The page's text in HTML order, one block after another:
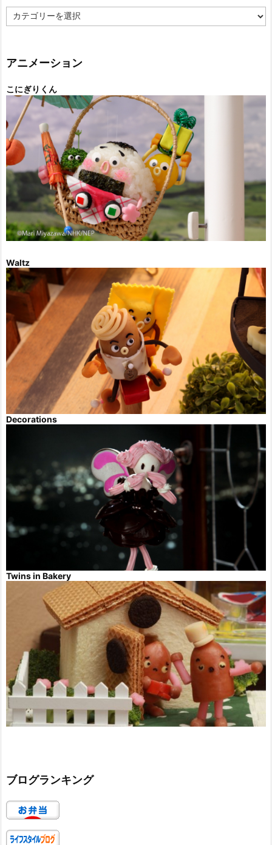
テ
ー
アニメーション
こにぎりくん
Waltz
Decorations
Twins in Bakery
ブログランキング